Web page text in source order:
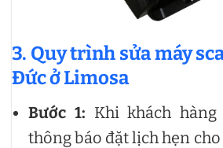
3. Quy trình sửa máy
Đức ở Limosa
Bước 1: Khi khách
thông báo đặt lịch hẹn